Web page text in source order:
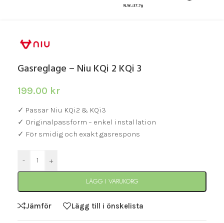
Gasreglage – Niu KQi 2 KQi 3
199.00 kr
✓ Passar Niu KQi2 & KQi3
✓ Originalpassform – enkel installation
✓ För smidig och exakt gasrespons
- +
LÄGG I VARUKORG
Jämför Lägg till i önskelista